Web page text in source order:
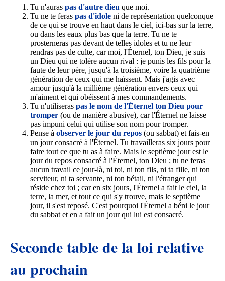
Tu n'auras pas d'autre dieu que moi.
Tu ne te feras pas d'idole ni de représentation quelconque
de ce qui se trouve en haut dans le ciel, ici-bas sur la terre,
ou dans les eaux plus bas que la terre. Tu ne te
prosterneras pas devant de telles idoles et tu ne leur
rendras pas de culte, car moi, l'Éternel, ton Dieu, je suis
un Dieu qui ne tolère aucun rival : je punis les fils pour la
faute de leur père, jusqu'à la troisième, voire la quatrième
génération de ceux qui me haïssent. Mais j'agis avec
amour jusqu'à la millième génération envers ceux qui
m'aiment et qui obéissent à mes commandements.
Tu n'utiliseras pas le nom de l'Éternel ton Dieu pour
tromper (ou de manière abusive), car l'Éternel ne laisse
pas impuni celui qui utilise son nom pour tromper.
Pense à observer le jour du repos (ou sabbat) et fais-en
un jour consacré à l'Éternel. Tu travailleras six jours pour
faire tout ce que tu as à faire. Mais le septième jour est le
jour du repos consacré à l'Éternel, ton Dieu ; tu ne feras
aucun travail ce jour-là, ni toi, ni ton fils, ni ta fille, ni ton
serviteur, ni ta servante, ni ton bétail, ni l'étranger qui
réside chez toi ; car en six jours, l'Éternel a fait le ciel, la
terre, la mer, et tout ce qui s'y trouve, mais le septième
jour, il s'est reposé. C'est pourquoi l'Éternel a béni le jour
du sabbat et en a fait un jour qui lui est consacré.
Seconde table de la loi relative
au prochain